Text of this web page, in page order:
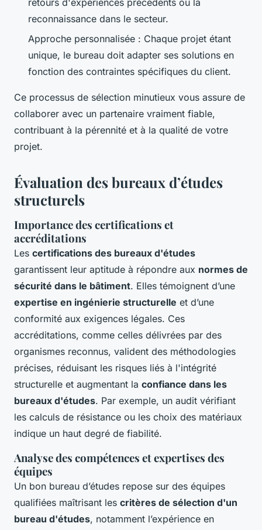
reconnaissance dans le secteur.
Approche personnalisée : Chaque projet étant
unique, le bureau doit adapter ses solutions en
fonction des contraintes spécifiques du client.
Ce processus de sélection minutieux vous assure de
collaborer avec un partenaire vraiment fiable,
contribuant à la pérennité et à la qualité de votre
projet.
Évaluation des bureaux d’études
structurels
Importance des certifications et
accréditations
Les certifications des bureaux d'études
garantissent leur aptitude à répondre aux normes de
sécurité dans le bâtiment. Elles témoignent d’une
expertise en ingénierie structurelle et d’une
conformité aux exigences légales. Ces
accréditations, comme celles délivrées par des
organismes reconnus, valident des méthodologies
précises, réduisant les risques liés à l'intégrité
structurelle et augmentant la confiance dans les
bureaux d'études. Par exemple, un audit vérifiant
les calculs de résistance ou les choix des matériaux
indique un haut degré de fiabilité.
Analyse des compétences et expertises des
équipes
Un bon bureau d’études repose sur des équipes
qualifiées maîtrisant les critères de sélection d'un
bureau d'études, notamment l’expérience en